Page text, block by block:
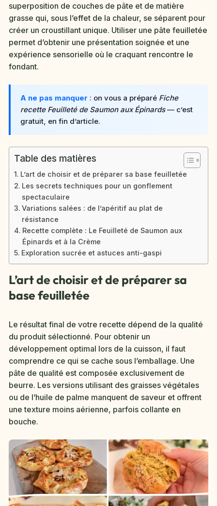
superposition de couches de pâte et de matière
grasse qui, sous l’effet de la chaleur, se séparent pour
créer un croustillant unique. Utiliser une pâte feuilletée
permet d’obtenir une présentation soignée et une
expérience sensorielle où le craquant rencontre le
fondant.
A ne pas manquer : on vous a préparé Fiche
recette Feuilleté de Saumon aux Épinards— c’est
gratuit, en fin d’article.
Table des matières
L’art de choisir et de préparer sa base feuilletée
Les secrets techniques pour un gonflement
spectaculaire
Variations salées : de l’apéritif au plat de
résistance
Recette complète : Le Feuilleté de Saumon aux
Épinards et à la Crème
Exploration sucrée et astuces anti-gaspi
L’art de choisir et de préparer sa
base feuilletée
Le résultat final de votre recette dépend de la qualité
du produit sélectionné. Pour obtenir un
développement optimal lors de la cuisson, il faut
comprendre ce qui se cache sous l’emballage. Une
pâte de qualité est composée exclusivement de
beurre. Les versions utilisant des graisses végétales
ou de l’huile de palme manquent de saveur et offrent
une texture moins aérienne, parfois collante en
bouche.